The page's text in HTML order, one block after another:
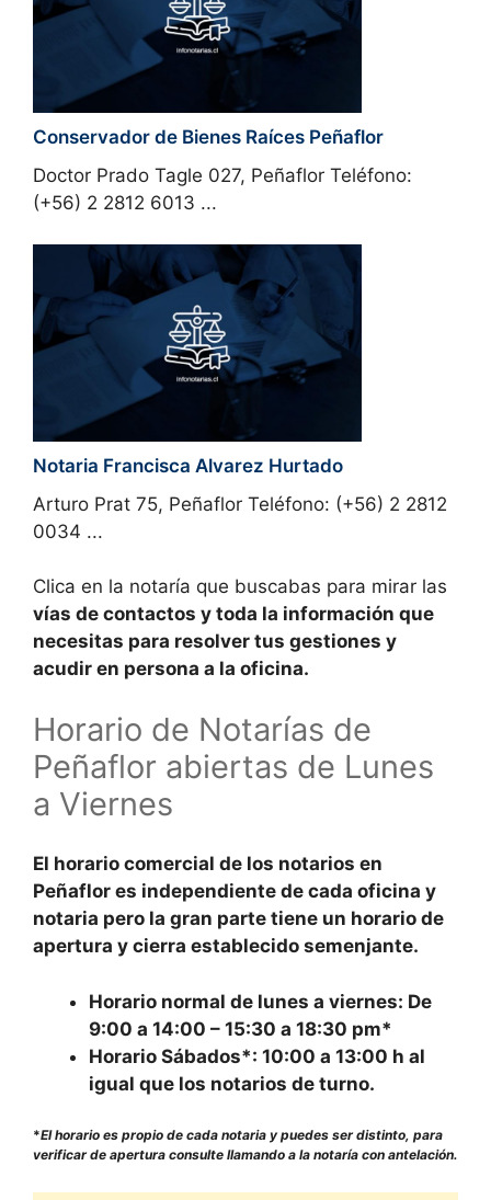
Conservador de Bienes Raíces Peñaflor
Doctor Prado Tagle 027, Peñaflor Teléfono:
(+56) 2 2812 6013 ...
Notaria Francisca Alvarez Hurtado
Arturo Prat 75, Peñaflor Teléfono: (+56) 2 2812
0034 ...
Clica en la notaría que buscabas para mirar las
vías de contactos y toda la información que
necesitas para resolver tus gestiones y
acudir en persona a la oficina.
Horario de Notarías de
Peñaflor abiertas de Lunes
a Viernes
El horario comercial de los notarios en
Peñaflor es independiente de cada oficina y
notaria pero la gran parte tiene un horario de
apertura y cierra establecido semenjante.
Horario normal de lunes a viernes: De
9:00 a 14:00 – 15:30 a 18:30 pm*
Horario Sábados*: 10:00 a 13:00 h al
igual que los notarios de turno.
*El horario es propio de cada notaria y puedes ser distinto, para
verificar de apertura consulte llamando a la notaría con antelación.